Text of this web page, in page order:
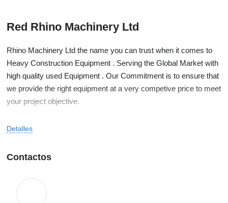
Red Rhino Machinery Ltd
Rhino Machinery Ltd the name you can trust when it comes to
Heavy Construction Equipment . Serving the Global Market with
high quality used Equipment . Our Commitment is to ensure that
we provide the right equipment at a very competive price to meet
your project objective.
Your business is very important to us and we appreciate it!
Detalles
Contactos